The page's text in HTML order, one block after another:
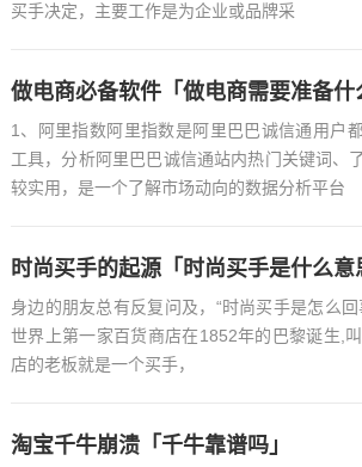
买手决定，主要工作是为企业或品牌采
做电商必备软件「做电商需要准备什
1、阿里指数阿里指数是阿里巴巴诚信通用户
工具，分析阿里巴巴诚信通站内热门关键词、
较实用，是一个了解市场动向的数据分析平台
时尚买手的起源「时尚买手是什么意
身边的朋友总有反复问及，“时尚买手是怎么
世界上第一家百货商店在1852年的巴黎诞生,
店的老板就是一个买手，
淘宝千牛崩溃「千牛靠谱吗」